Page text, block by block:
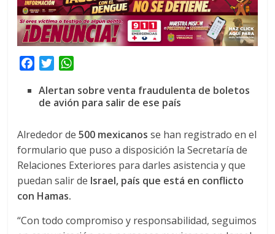
c
e
o
o
k
T
i
t
e
r
a
t
A
p
p
Alertan sobre venta fraudulenta de boletos
de avión para salir de ese país
Alrededor de 500 mexicanos se han registrado en el
formulario que puso a disposición la Secretaría de
Relaciones Exteriores para darles asistencia y que
puedan salir de Israel, país que está en conflicto
con Hamas.
“Con todo compromiso y responsabilidad, seguimos